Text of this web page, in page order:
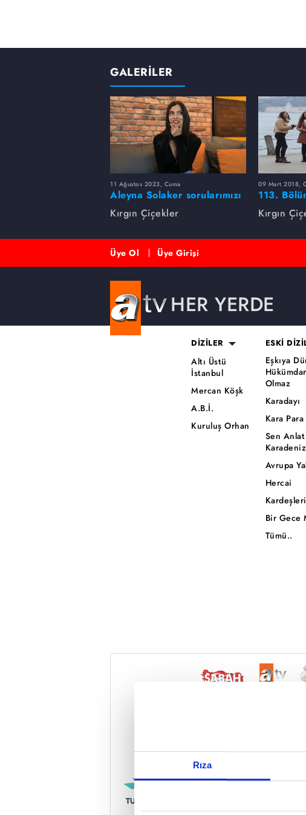
Rıza
Reddet
GALERİLER
11 Ağustos 2023, Cuma
Aleyna Solaker sorularımızı
cevapladı
Kırgın Çiçekler
09 Mart 2018,
113.
Kırgın
Üye Ol Üye Girişi
HER YERDE
DİZİLER
Altı Üstü
İstanbul
Mercan Köşk
A.B.İ.
Kuruluş Orhan
ESKİ
Eşkıya
Hükümdar
Olmaz
Karadayı
Kara
Sen Anlat
Karadeniz
Avrupa
Hercai
Bir Gece
Tümü..